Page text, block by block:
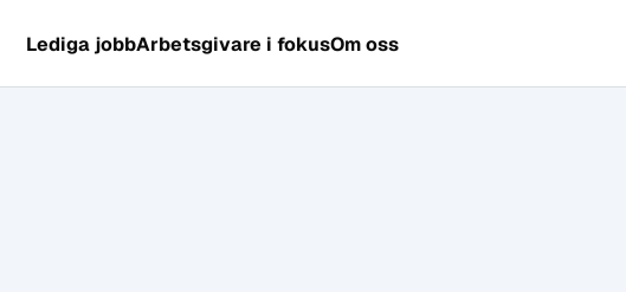
Lediga jobbArbetsgivare i fokusOm oss